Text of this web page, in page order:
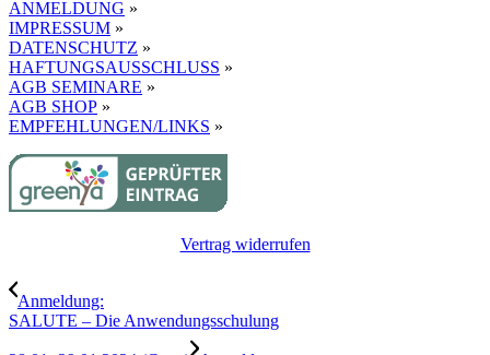
ANMELDUNG »
IMPRESSUM »
DATENSCHUTZ »
HAFTUNGSAUSSCHLUSS »
AGB SEMINARE »
AGB SHOP »
EMPFEHLUNGEN/LINKS »
Vertrag widerrufen
Anmeldung:
SALUTE – Die Anwendungsschulung